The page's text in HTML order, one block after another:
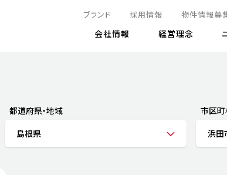
有価証券報告書
アナ
リス
ブランド 採用情報 物件情報募
会社情報 経営理念
都道府県・地域
島根県
市区町
浜田